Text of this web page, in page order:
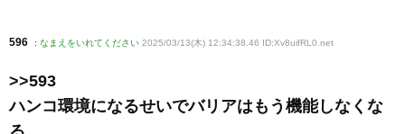
596 : なまえをいれてください 2025/03/13(木) 12:34:38.46 ID:Xv8uifRL0 .net
>>593
ハンコ環境になるせいでバリアはもう機能しなくな